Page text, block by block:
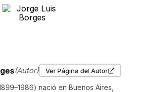
(Autor) Ver Página del Autor
nació en Buenos Aires,